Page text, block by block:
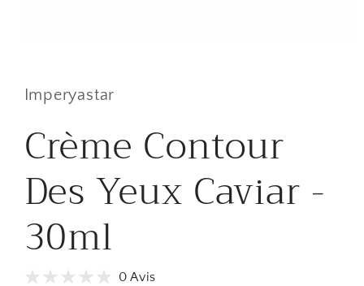
modal
Imperyastar
Crème Contour
Des Yeux Caviar -
30ml
0 Avis